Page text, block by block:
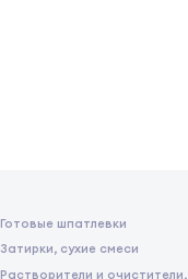
Готовые шпатлевки
Затирки, сухие смеси
Растворители и очистители,